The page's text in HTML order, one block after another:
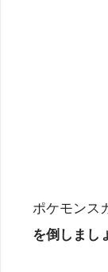
ポケモンス
を倒しまし